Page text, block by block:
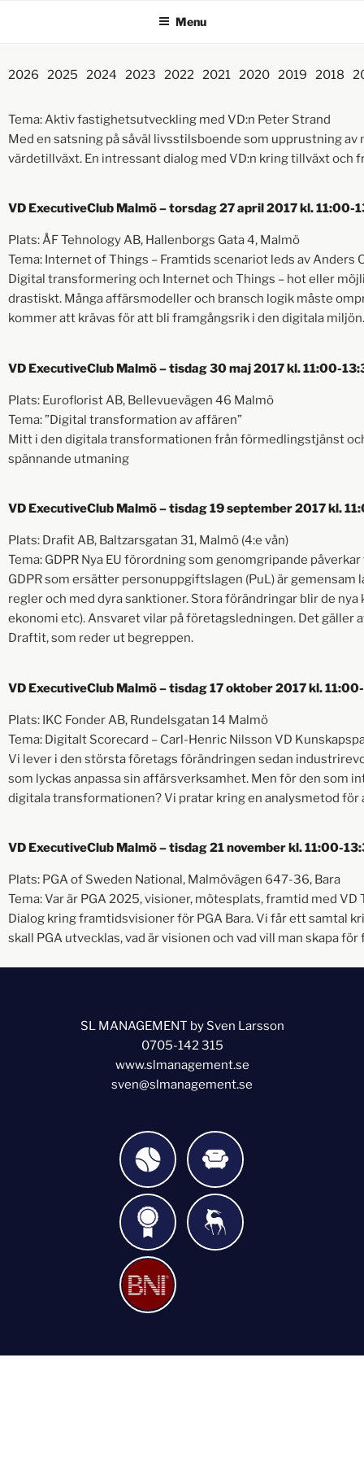
Menu
2026 2025 2024 2023 2022 2021 2020 2019 2018
Tema: Aktiv fastighetsutveckling med VD:n Peter Strand
Med en satsning på såväl livsstilsboende som upprustning
värdetillväxt. En intressant dialog med VD:n kring tillväxt och
VD ExecutiveClub Malmö – torsdag 27 april 2017 kl. 11:00-
Plats: ÅF Tehnology AB, Hallenborgs Gata 4, Malmö
Tema: Internet of Things – Framtids scenariot leds av Anders
Digital transformering och Internet och Things – hot eller
drastiskt. Många affärsmodeller och bransch logik måste
kommer att krävas för att bli framgångsrik i den digitala miljön.
VD ExecutiveClub Malmö – tisdag 30 maj 2017 kl. 11:00-
Plats: Euroflorist AB, Bellevuevägen 46 Malmö
Tema: ”Digital transformation av affären”
Mitt i den digitala transformationen från förmedlingstjänst
spännande utmaning
VD ExecutiveClub Malmö – tisdag 19 september 2017 kl.
Plats: Drafit AB, Baltzarsgatan 31, Malmö (4:e vån)
Tema: GDPR Nya EU förordning som genomgripande
GDPR som ersätter personuppgiftslagen (PuL) är
regler och med dyra sanktioner. Stora förändringar blir de
ekonomi etc). Ansvaret vilar på företagsledningen. Det gäller
Draftit, som reder ut begreppen.
VD ExecutiveClub Malmö – tisdag 17 oktober 2017 kl.
Plats: IKC Fonder AB, Rundelsgatan 14 Malmö
Tema: Digitalt Scorecard – Carl-Henric Nilsson VD
Vi lever i den största företags förändringen sedan
som lyckas anpassa sin affärsverksamhet. Men för den som
digitala transformationen? Vi pratar kring en analysmetod för
VD ExecutiveClub Malmö – tisdag 21 november kl. 11:00-
Plats: PGA of Sweden National, Malmövägen 647-36, Bara
Tema: Var är PGA 2025, visioner, mötesplats, framtid med
Dialog kring framtidsvisioner för PGA Bara. Vi får ett samtal
skall PGA utvecklas, vad är visionen och vad vill man skapa
SL MANAGEMENT by Sven Larsson
0705-142 315
www.slmanagement.se
sven@slmanagement.se